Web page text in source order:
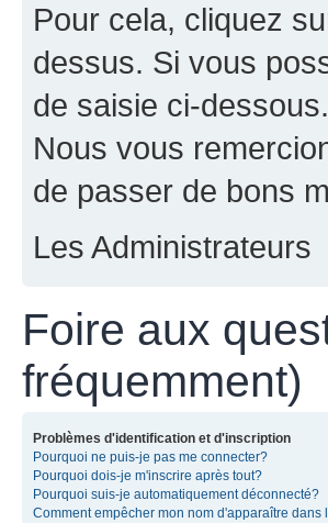
Pour cela, cliquez
dessus. Si vous
de saisie ci-dessous.
Nous vous
de passer de bons
Les Administrateurs
Foire aux
fréquemment)
Problèmes d'identification et d'inscription
Pourquoi ne puis-je pas me connecter?
Pourquoi dois-je m'inscrire après tout?
Pourquoi suis-je automatiquement déconnecté?
Comment empêcher mon nom d'apparaître dans